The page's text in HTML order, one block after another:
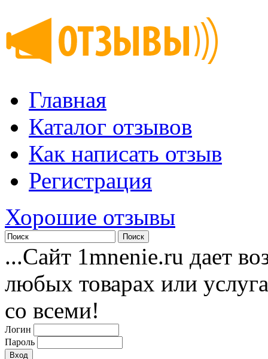
Главная
Каталог отзывов
Как написать отзыв
Регистрация
Хорошие отзывы
...Сайт 1mnenie.ru дает
любых товарах или
со всеми!
Логин
Пароль